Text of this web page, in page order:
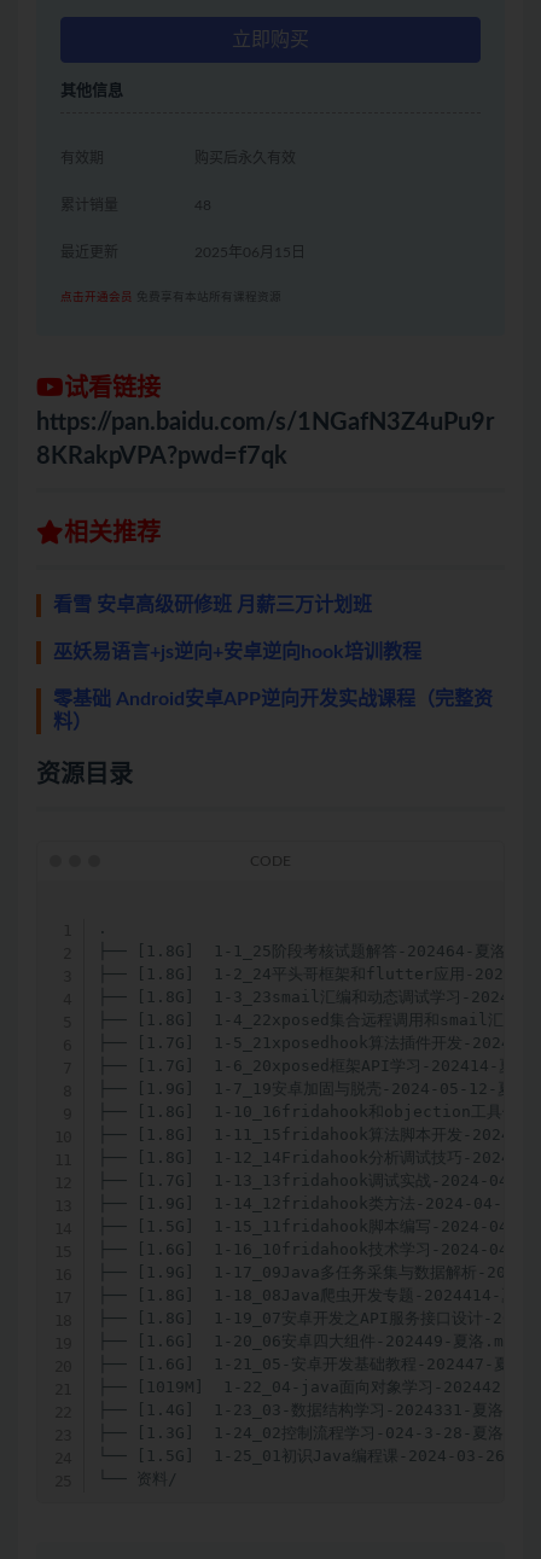
立即购买
其他信息
有效期 购买后永久有效
累计销量 48
最近更新 2025年06月15日
点击开通会员 免费享有本站所有课程资源
试看链接
https://pan.baidu.com/s/1NGafN3Z4uPu9r
8KRakpVPA?pwd=f7qk
相关推荐
看雪 安卓高级研修班 月薪三万计划班
巫妖易语言+js逆向+安卓逆向hook培训教程
零基础 Android安卓APP逆向开发实战课程（完整资
料）
资源目录
.
├── [1.8G]  1-1_25阶段考核试题解答-202464-夏洛
├── [1.8G]  1-2_24平头哥框架和flutter应用-
├── [1.8G]  1-3_23smail汇编和动态调试学习-
├── [1.8G]  1-4_22xposed集合远程调用和smail汇编
├── [1.7G]  1-5_21xposedhook算法插件开发-202416-
├── [1.7G]  1-6_20xposed框架API学习-202414-夏洛
├── [1.9G]  1-7_19安卓加固与脱壳-2024-05-12-夏洛
├── [1.8G]  1-10_16fridahook和objection工具使用-
├── [1.8G]  1-11_15fridahook算法脚本开发-2024-
├── [1.8G]  1-12_14Fridahook分析调试技巧-2024-
├── [1.7G]  1-13_13fridahook调试实战-2024-04-
├── [1.9G]  1-14_12fridahook类方法-2024-04-23-
├── [1.5G]  1-15_11fridahook脚本编写-2024-04-
├── [1.6G]  1-16_10fridahook技术学习-2024-04-
├── [1.9G]  1-17_09Java多任务采集与数据解析-
├── [1.8G]  1-18_08Java爬虫开发专题-2024414-夏洛
├── [1.8G]  1-19_07安卓开发之API服务接口设计-
├── [1.6G]  1-20_06安卓四大组件-202449-夏洛.mp4
├── [1.6G]  1-21_05-安卓开发基础教程-202447-夏洛
├── [1019M]  1-22_04-java面向对象学习-202442-夏
├── [1.4G]  1-23_03-数据结构学习-2024331-夏洛.mp4
├── [1.3G]  1-24_02控制流程学习-024-3-28-夏洛.mp4
└── [1.5G]  1-25_01初识Java编程课-2024-03-26-夏
└── 资料/